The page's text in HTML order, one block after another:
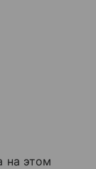
на этом